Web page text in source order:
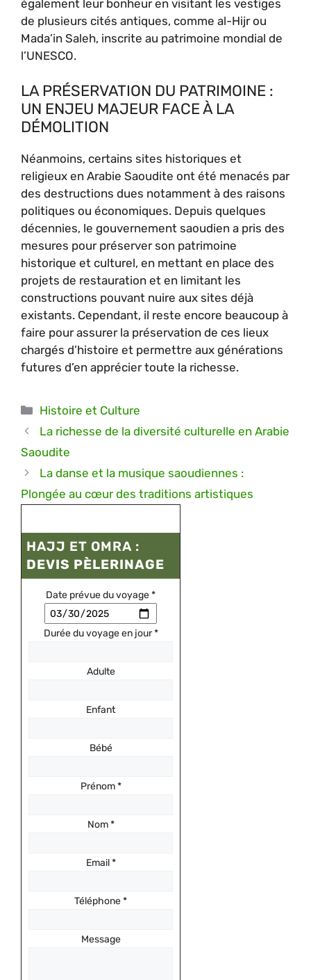
également leur bonheur en visitant les vestiges
de plusieurs cités antiques, comme al-Hijr ou
Mada’in Saleh, inscrite au patrimoine mondial de
l’UNESCO.
LA PRÉSERVATION DU PATRIMOINE :
UN ENJEU MAJEUR FACE À LA
DÉMOLITION
Néanmoins, certains sites historiques et
religieux en Arabie Saoudite ont été menacés par
des destructions dues notamment à des raisons
politiques ou économiques. Depuis quelques
décennies, le gouvernement saoudien a pris des
mesures pour préserver son patrimoine
historique et culturel, en mettant en place des
projets de restauration et en limitant les
constructions pouvant nuire aux sites déjà
existants. Cependant, il reste encore beaucoup à
faire pour assurer la préservation de ces lieux
chargés d’histoire et permettre aux générations
futures d’en apprécier toute la richesse.
Catégories
Histoire et Culture
La richesse de la diversité culturelle en Arabie
Saoudite
La danse et la musique saoudiennes :
Plongée au cœur des traditions artistiques
HAJJ ET OMRA :
DEVIS PÈLERINAGE
Date prévue du voyage*
Durée du voyage en jour*
Adulte
Enfant
Bébé
Prénom*
Nom*
Email*
Téléphone*
Message